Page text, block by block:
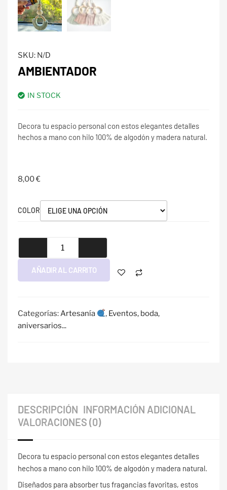
SKU: N/D
AMBIENTADOR
IN STOCK
Decora tu espacio personal con estos elegantes detalles
hechos a mano con hilo 100% de algodón y madera natural.
8,00€
COLOR
AÑADIR AL CARRITO
Categorías: Artesanía , Eventos, boda,
aniversarios...
DESCRIPCIÓN INFORMACIÓN ADICIONAL
VALORACIONES (0)
Decora tu espacio personal con estos elegantes detalles
hechos a mano con hilo 100% de algodón y madera natural.
Diseñados para absorber tus fragancias favoritas, estos